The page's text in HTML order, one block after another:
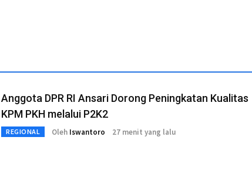
Anggota DPR RI Ansari Dorong Peningkatan Kualitas
KPM PKH melalui P2K2
REGIONAL Oleh Iswantoro 27 menit yang lalu